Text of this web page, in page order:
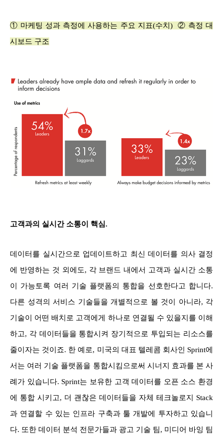
① 마케팅 성과 측정에 사용하는 주요 지표(수치) ② 측정 대
시보드 구조
고객과의 실시간 소통이 핵심.
데이터를 실시간으로 업데이트하고 최신 데이터를 의사 결정
에 반영하는 것 외에도, 각 브랜드 내에서 고객과 실시간 소통
이 가능토록 여러 기술 플랫폼의 통합을 선호한다고 합니다.
다른 성격의 서비스 기술들을 개별적으로 볼 것이 아니라, 각
기술이 어떤 배치로 고객에게 하나로 연결될 수 있을지를 이해
하고, 각 데이터들을 통합시켜 장기적으로 투입되는 리소스를
줄이자는 것이죠. 한 예로, 미국의 대표 텔레콤 회사인 Sprint에
서는 여러 기술 플랫폼을 통합시킴으로써 시너지 효과를 본 사
례가 있습니다. Sprint는 보유한 고객 데이터를 오픈 소스 환경
에 통합 시키고, 더 괜찮은 데이터들을 자체 테크놀로지 Stack
과 연결할 수 있는 인프라 구축과 툴 개발에 투자하고 있습니
다. 또한 데이터 분석 전문가들과 광고 기술 팀, 미디어 바잉 팀